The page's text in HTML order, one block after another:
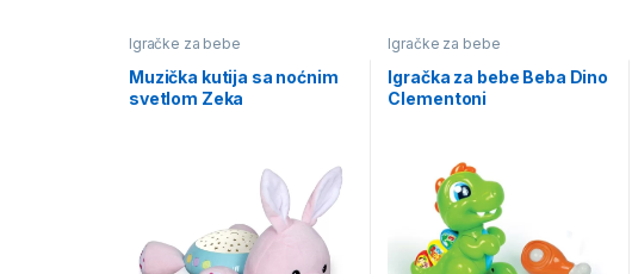
Igračke za bebe
Muzička kutija sa noćnim
svetlom Zeka
Igračke za bebe
Igračka za bebe Beba Dino
Clementoni